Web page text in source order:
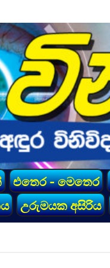
එතෙර - මෙතෙර
උරුමයක අසිරිය